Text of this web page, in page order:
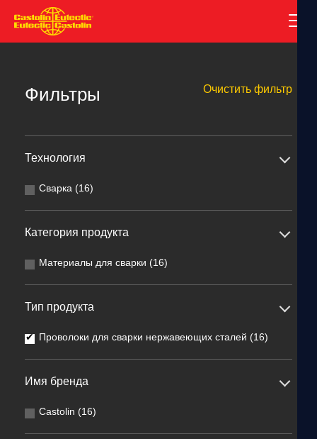
Фильтры Очистить фильтр
Технология
Сварка (16)
Категория продукта
Материалы для сварки (16)
Тип продукта
Проволоки для сварки нержавеющих сталей (16)
Имя бренда
Castolin (16)